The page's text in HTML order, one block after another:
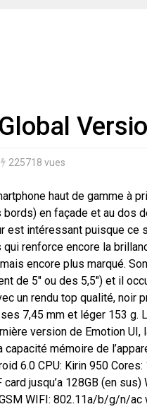
225718 vues
haut de gamme à
en façade et au dos
est intéressant puisque
renforce encore la
encore plus marqué.
de 5″ ou des 5,5″) et il
un rendu top qualité,
7,45 mm et léger 153 g.
version de Emotion
capacité mémoire de
6.0 CPU: Kirin 950
card jusqu’a 128GB (en
WIFI: 802.11a/b/g/n/